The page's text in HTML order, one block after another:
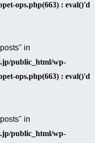
ops.php(663) : eval()'d
in
public_html/wp-
ops.php(663) : eval()'d
in
public_html/wp-